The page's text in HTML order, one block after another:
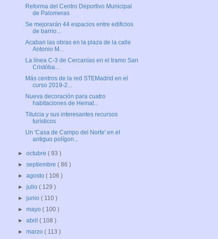
Reforma del Centro Deportivo Municipal
de Palomeras
Se mejorarán 44 espacios entre edificios
de barrio...
Acaban las obras en la plaza de la calle
Antonio M...
La línea C-3 de Cercanías en el tramo San
Cristóba...
Más centros de la red STEMadrid en el
curso 2019-2...
Nueva decoración para cuatro
habitaciones de Hemat...
Titulcia y sus interesantes recursos
turísticos
Un 'Casa de Campo del Norte' en el
antiguo polígon...
►octubre( 93 )
►septiembre( 86 )
►agosto( 106 )
►julio( 129 )
►junio( 110 )
►mayo( 100 )
►abril( 108 )
►marzo( 113 )